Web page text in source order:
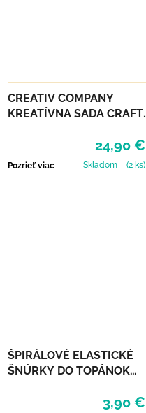
CREATIV COMPANY
KREATÍVNA SADA CRAFT
24,90 €
Pozrieť viac Skladom (2 ks)
ŠPIRÁLOVÉ ELASTICKÉ
ŠNÚRKY DO TOPÁNOK
3,90 €